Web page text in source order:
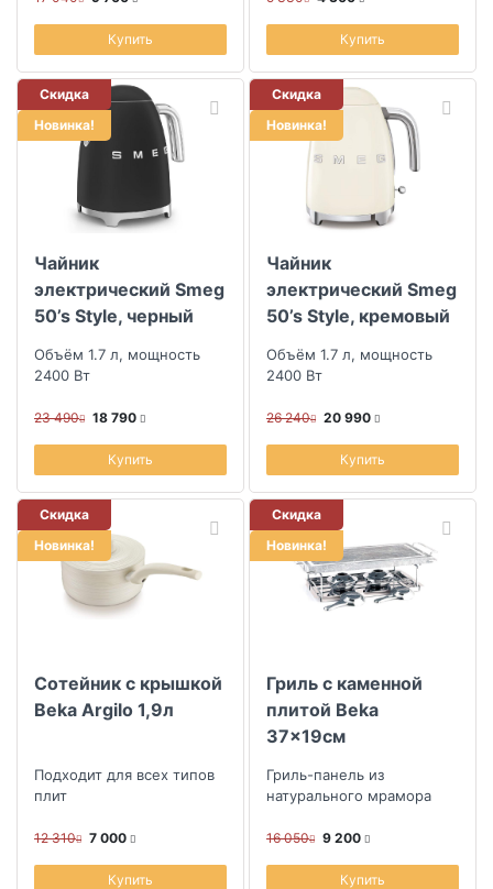
Купить Купить
Скидка
Новинка!
Чайник
электрический Smeg
50’s Style, черный
Объём 1.7 л, мощность
2400 Вт
23 490 18 790
Купить
Скидка
Новинка!
Чайник
электрический Smeg
50’s Style, кремовый
Объём 1.7 л, мощность
2400 Вт
26 240 20 990
Купить
Скидка
Новинка!
Сотейник с крышкой
Beka Argilo 1,9л
Подходит для всех типов
плит
12 310 7 000
Купить
Скидка
Новинка!
Гриль с каменной
плитой Beka
37x19см
Гриль-панель из
натурального мрамора
16 050 9 200
Купить